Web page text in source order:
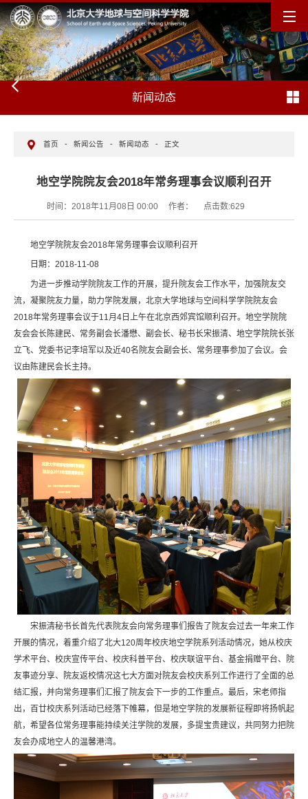
新闻动态
首页 - 新闻公告 - 新闻动态 - 正文
地空学院院友会2018年常务理事会议顺利召开
时间：2018年11月08日 00:00 作者： 点击数:629
地空学院院友会2018年常务理事会议顺利召开
日期：2018-11-08
为进一步推动学院院友工作的开展，提升院友会工作水平，加强院友交
流，凝聚院友力量，助力学院发展，北京大学地球与空间科学学院院友会
2018年常务理事会议于11月4日上午在北京西郊宾馆顺利召开。地空学院院
友会会长陈建民、常务副会长潘懋、副会长、秘书长宋振清、地空学院院长张
立飞、党委书记李培军以及近40名院友会副会长、常务理事参加了会议。会
议由陈建民会长主持。
宋振清秘书长首先代表院友会向常务理事们报告了院友会过去一年来工作
开展的情况，着重介绍了北大120周年校庆地空学院系列活动情况，她从校庆
学术平台、校庆宣传平台、校庆科普平台、校庆联谊平台、基金捐赠平台、院
友事迹分享、院友返校情况这七大方面对院友会校庆系列工作进行了全面的总
结汇报，并向常务理事们汇报了院友会下一步的工作重点。最后，宋老师指
出，百廿校庆系列活动已经落下帷幕，但是地空学院的发展新征程即将扬帆起
航，希望各位常务理事能持续关注学院的发展，多提宝贵建议，共同努力把院
友会办成地空人的温馨港湾。